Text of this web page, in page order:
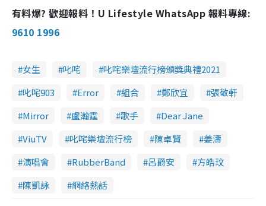
有料爆? 歡迎報料！U Lifestyle WhatsApp 報料專線:
9610 1996
女生 叱咤
叱咤樂壇流行榜頒獎典禮2021
叱咤903
Error 組合 鄭欣宜
張敬軒
Mirror
盧瀚霆 歌手
Dear Jane
ViuTV
叱咤樂壇流行榜 陳卓賢
姜濤
演唱會
RubberBand 呂爵安
方皓玟
陳凱詠
網絡熱話